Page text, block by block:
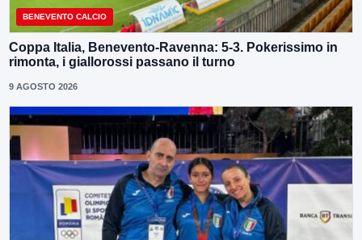
BENEVENTO CALCIO
Coppa Italia, Benevento-Ravenna: 5-3. Pokerissimo in
rimonta, i giallorossi passano il turno
9 AGOSTO 2026